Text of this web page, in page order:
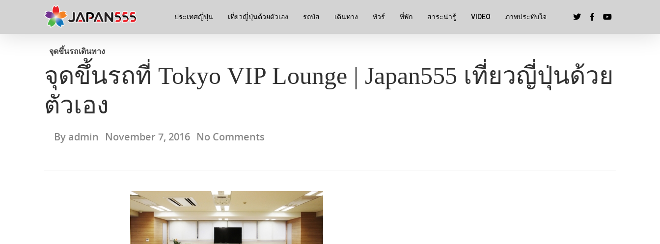
ประเทศญี่ปุ่น เที่ยวญี่ปุ่นด้วยตัวเอง รถบัส เดินทาง ทัวร์ ที่พัก สาระน่ารู้ VIDEO ภาพประทับใจ
จุดขึ้นรถเดินทาง
จุดขึ้นรถที่ Tokyo VIP Lounge | Japan555 เที่ยวญี่ปุ่นด้วย
ตัวเอง
By admin November 7, 2016 No Comments